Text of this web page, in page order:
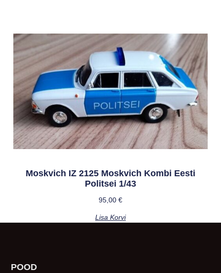
Moskvich IZ 2125 Moskvich Kombi Eesti
Politsei 1/43
95,00 €
Lisa Korvi
POOD